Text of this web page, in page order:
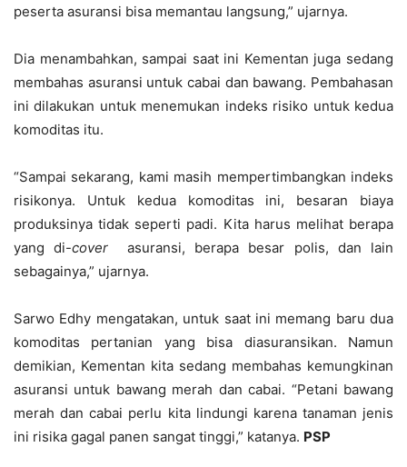
peserta asuransi bisa memantau langsung,” ujarnya.
Dia menambahkan, sampai saat ini Kementan juga sedang
membahas asuransi untuk cabai dan bawang. Pembahasan
ini dilakukan untuk menemukan indeks risiko untuk kedua
komoditas itu.
“Sampai sekarang, kami masih mempertimbangkan indeks
risikonya. Untuk kedua komoditas ini, besaran biaya
produksinya tidak seperti padi. Kita harus melihat berapa
yang di-cover asuransi, berapa besar polis, dan lain
sebagainya,” ujarnya.
Sarwo Edhy mengatakan, untuk saat ini memang baru dua
komoditas pertanian yang bisa diasuransikan. Namun
demikian, Kementan kita sedang membahas kemungkinan
asuransi untuk bawang merah dan cabai. “Petani bawang
merah dan cabai perlu kita lindungi karena tanaman jenis
ini risika gagal panen sangat tinggi,” katanya. PSP